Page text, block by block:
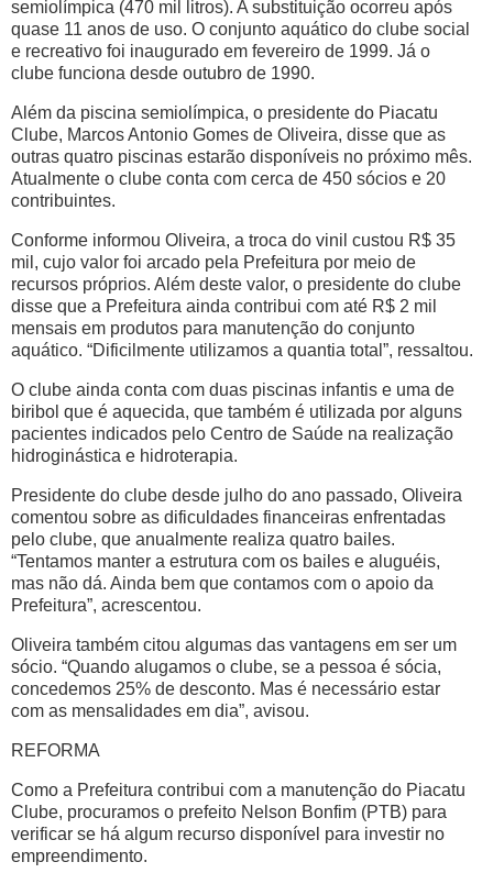
semiolímpica (470 mil litros). A substituição ocorreu após
quase 11 anos de uso. O conjunto aquático do clube social
e recreativo foi inaugurado em fevereiro de 1999. Já o
clube funciona desde outubro de 1990.
Além da piscina semiolímpica, o presidente do Piacatu
Clube, Marcos Antonio Gomes de Oliveira, disse que as
outras quatro piscinas estarão disponíveis no próximo mês.
Atualmente o clube conta com cerca de 450 sócios e 20
contribuintes.
Conforme informou Oliveira, a troca do vinil custou R$ 35
mil, cujo valor foi arcado pela Prefeitura por meio de
recursos próprios. Além deste valor, o presidente do clube
disse que a Prefeitura ainda contribui com até R$ 2 mil
mensais em produtos para manutenção do conjunto
aquático. “Dificilmente utilizamos a quantia total”, ressaltou.
O clube ainda conta com duas piscinas infantis e uma de
biribol que é aquecida, que também é utilizada por alguns
pacientes indicados pelo Centro de Saúde na realização
hidroginástica e hidroterapia.
Presidente do clube desde julho do ano passado, Oliveira
comentou sobre as dificuldades financeiras enfrentadas
pelo clube, que anualmente realiza quatro bailes.
“Tentamos manter a estrutura com os bailes e aluguéis,
mas não dá. Ainda bem que contamos com o apoio da
Prefeitura”, acrescentou.
Oliveira também citou algumas das vantagens em ser um
sócio. “Quando alugamos o clube, se a pessoa é sócia,
concedemos 25% de desconto. Mas é necessário estar
com as mensalidades em dia”, avisou.
REFORMA
Como a Prefeitura contribui com a manutenção do Piacatu
Clube, procuramos o prefeito Nelson Bonfim (PTB) para
verificar se há algum recurso disponível para investir no
empreendimento.